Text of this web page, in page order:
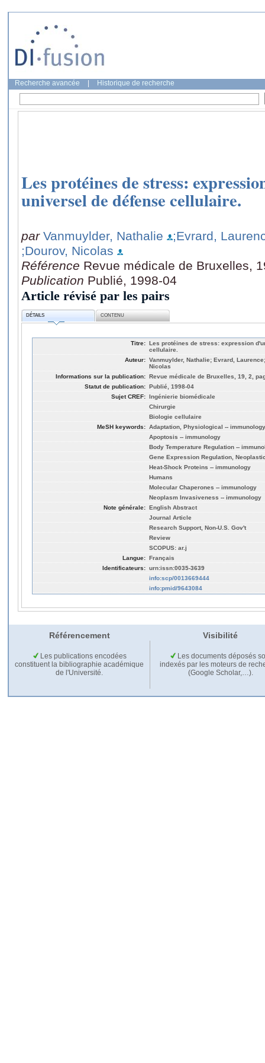
Recherche avancée Historique de recherche
Les protéines de stress:
universel de défense cellulaire.
par Vanmuylder, Nathalie
;Evrard,
;Dourov, Nicolas
Référence Revue médicale de Bruxelles,
Publication Publié, 1998-04
Article révisé par les pairs
DÉTAILS CONTENU
Titre: Les protéines de stress: expression
cellulaire.
Auteur: Vanmuylder, Nathalie; Evrard,
Nicolas
Informations sur la publication: Revue médicale de Bruxelles, 19, 2,
Statut de publication: Publié, 1998-04
Sujet CREF: Ingénierie biomédicale
Chirurgie
Biologie cellulaire
MeSH keywords: Adaptation, Physiological -- immunology
Apoptosis -- immunology
Body Temperature Regulation --
Gene Expression Regulation,
Heat-Shock Proteins -- immunology
Humans
Molecular Chaperones -- immunology
Neoplasm Invasiveness -- immunology
Note générale: English Abstract
Journal Article
Research Support, Non-U.S. Gov't
Review
SCOPUS: ar.j
Langue: Français
Identificateurs: urn:issn:0035-3639
info:scp/0013669444
info:pmid/9643084
Référencement Visibilité
Les publications encodées
constituent la bibliographie académique
de l'Université.
Les documents déposés
indexés par les moteurs de
(Google Scholar,…).